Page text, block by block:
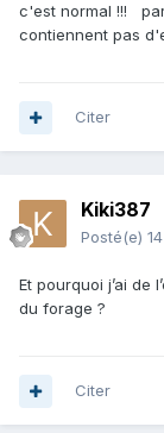
c'est normal !!!
contiennent pas
Citer
Kiki387
Posté(e)
Et pourquoi j’ai de
du forage ?
Citer